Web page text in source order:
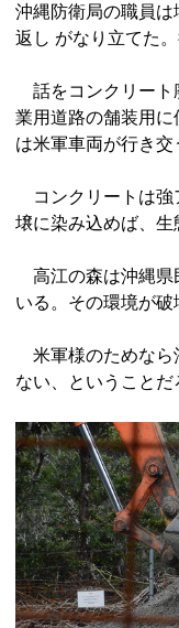
沖縄防衛局の職員は
返し がなり立てた
話をコンクリート
業用道路の舗装用
は米軍車両が行き交
コンクリートは強
壌に染み込めば、生
高江の森は沖縄県
いる。その環境が破
米軍様のためなら
ない、ということだ